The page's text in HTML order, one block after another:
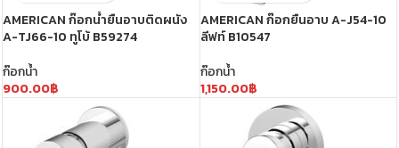
AMERICAN ก๊อกน้ำยืนอาบติดผนัง
A-TJ66-10 ทูโบ้ B59274
ก๊อกน้ำ
900.00฿
AMERICAN ก๊อกยืนอาบ A-J54-10
ลีฟท์ B10547
ก๊อกน้ำ
1,150.00฿